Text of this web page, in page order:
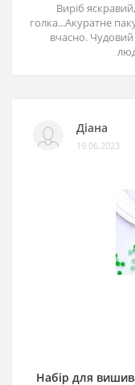
Виріб
голка...Акуратне
вчасно.
Діана
19.06.2023
Набір для